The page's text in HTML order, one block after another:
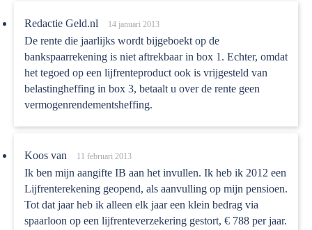
Redactie Geld.nl 14 januari 2013
De rente die jaarlijks wordt bijgeboekt op de
bankspaarrekening is niet aftrekbaar in box 1. Echter, omdat
het tegoed op een lijfrenteproduct ook is vrijgesteld van
belastingheffing in box 3, betaalt u over de rente geen
vermogenrendementsheffing.
Koos van 11 februari 2013
Ik ben mijn aangifte IB aan het invullen. Ik heb ik 2012 een
Lijfrenterekening geopend, als aanvulling op mijn pensioen.
Tot dat jaar heb ik alleen elk jaar een klein bedrag via
spaarloon op een lijfrenteverzekering gestort, € 788 per jaar.